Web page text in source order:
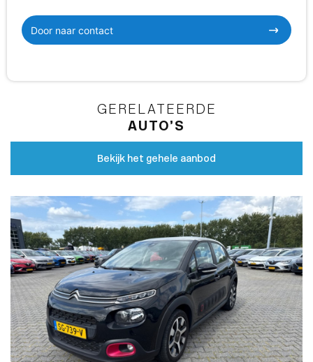
Door naar contact
GERELATEERDE
AUTO’S
Bekijk het gehele aanbod